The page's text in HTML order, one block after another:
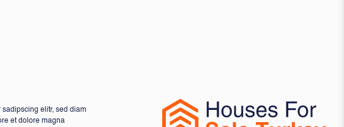
sadipscing elitr, sed diam
et dolore magna